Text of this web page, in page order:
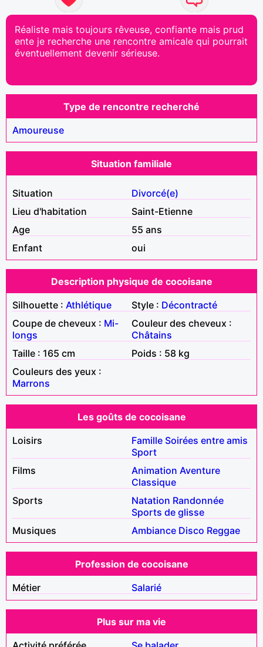
Réaliste mais toujours rêveuse, confiante mais prud
ente je recherche une rencontre amicale qui pourrait
éventuellement devenir sérieuse.
Type de rencontre recherché
Amoureuse
Situation familiale
Situation
Divorcé(e)
Lieu d'habitation
Saint-Etienne
Age
55 ans
Enfant
oui
Description physique de cocoisane
Silhouette : Athlétique Style : Décontracté
Coupe de cheveux : Mi-
longs
Couleur des cheveux :
Châtains
Taille : 165 cm
Poids : 58 kg
Couleurs des yeux :
Marrons
Les goûts de cocoisane
Loisirs
Famille Soirées entre amis
Sport
Films
Animation Aventure
Classique
Sports
Natation Randonnée
Sports de glisse
Musiques
Ambiance Disco Reggae
Profession de cocoisane
Métier
Salarié
Plus sur ma vie